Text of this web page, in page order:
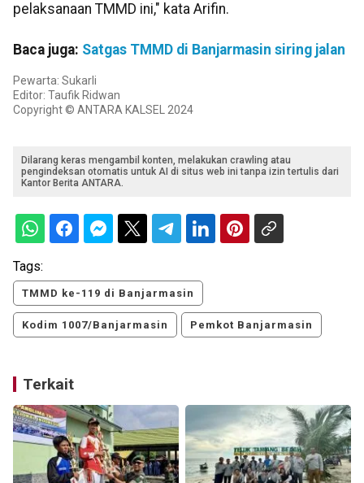
pelaksanaan TMMD ini," kata Arifin.
Baca juga: Satgas TMMD di Banjarmasin siring jalan
Pewarta: Sukarli
Editor: Taufik Ridwan
Copyright © ANTARA KALSEL 2024
Dilarang keras mengambil konten, melakukan crawling atau
pengindeksan otomatis untuk AI di situs web ini tanpa izin tertulis dari
Kantor Berita ANTARA.
Tags:
TMMD ke-119 di Banjarmasin
Kodim 1007/Banjarmasin Pemkot Banjarmasin
Terkait